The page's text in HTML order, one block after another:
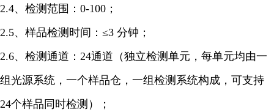
2.4、检测范围：0-100；
2.5、样品检测时间：≤3 分钟；
2.6、检测通道：24通道（独立检测单元，每单元均由一
组光源系统，一个样品仓，一组检测系统构成，可支持
24个样品同时检测）；